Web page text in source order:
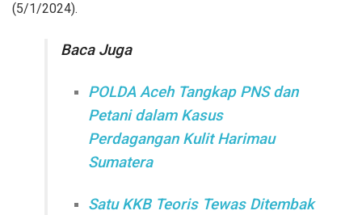
(5/1/2024).
Baca Juga
POLDA Aceh Tangkap PNS dan
Petani dalam Kasus
Perdagangan Kulit Harimau
Sumatera
Satu KKB Teoris Tewas Ditembak